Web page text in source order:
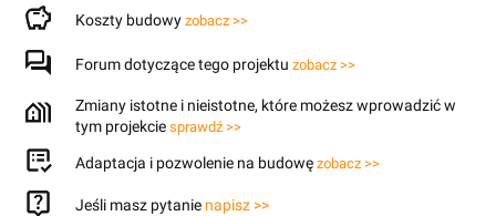
Koszty budowy zobacz >>
Forum dotyczące tego projektu zobacz >>
Zmiany istotne i nieistotne, które możesz wprowadzić w
tym projekcie sprawdź >>
Adaptacja i pozwolenie na budowę zobacz >>
Jeśli masz pytanie napisz >>